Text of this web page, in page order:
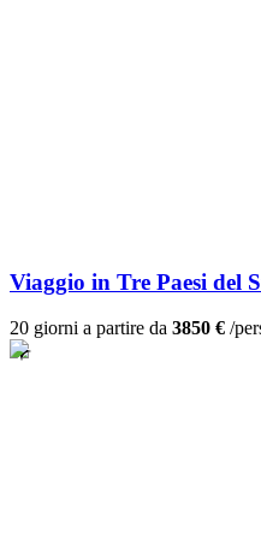
Viaggio in Tre Paesi del
20 giorni a partire da 3850 € /